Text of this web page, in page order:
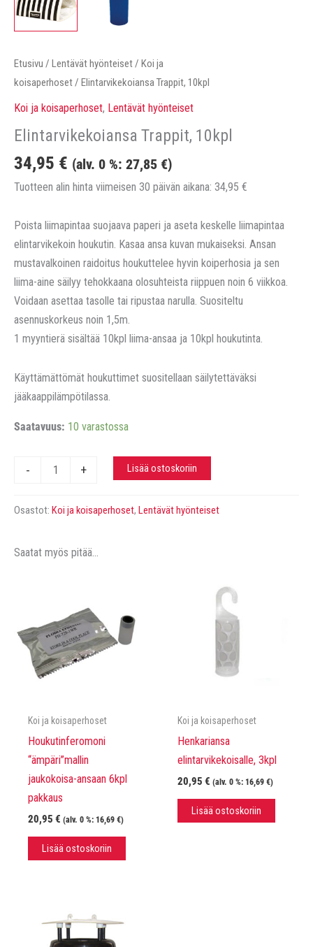
Etusivu / Lentävät hyönteiset/ Koi ja
koisaperhoset/ Elintarvikekoiansa Trappit, 10kpl
Koi ja koisaperhoset, Lentävät hyönteiset
Elintarvikekoiansa Trappit, 10kpl
34,95 € (alv. 0 %: 27,85 €)
Tuotteen alin hinta viimeisen 30 päivän aikana: 34,95 €
Poista liimapintaa suojaava paperi ja aseta keskelle liimapintaa
elintarvikekoin houkutin. Kasaa ansa kuvan mukaiseksi. Ansan
mustavalkoinen raidoitus houkuttelee hyvin koiperhosia ja sen
liima-aine säilyy tehokkaana olosuhteista riippuen noin 6 viikkoa.
Voidaan asettaa tasolle tai ripustaa narulla. Suositeltu
asennuskorkeus noin 1,5m.
1 myyntierä sisältää 10kpl liima-ansaa ja 10kpl houkutinta.
Käyttämättömät houkuttimet suositellaan säilytettäväksi
jääkaappilämpötilassa.
Saatavuus: 10 varastossa
-
Elintarvikekoiansa
10kpl
+ Lisää ostoskoriin
Osastot: Koi ja koisaperhoset, Lentävät hyönteiset
Saatat myös pitää...
Koi ja koisaperhoset
Houkutinferomoni
“ämpäri”mallin
jaukokoisa-ansaan 6kpl
pakkaus
20,95 € (alv. 0 %: 16,69 €)
Lisää ostoskoriin
Koi ja koisaperhoset
Henkariansa
elintarvikekoisalle, 3kpl
20,95 € (alv. 0 %: 16,69 €)
Lisää ostoskoriin